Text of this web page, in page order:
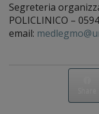
Segreteria
POLICLINICO –
email: